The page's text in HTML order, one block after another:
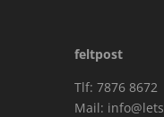
feltpost
Tlf: 7876 8672
Mail: